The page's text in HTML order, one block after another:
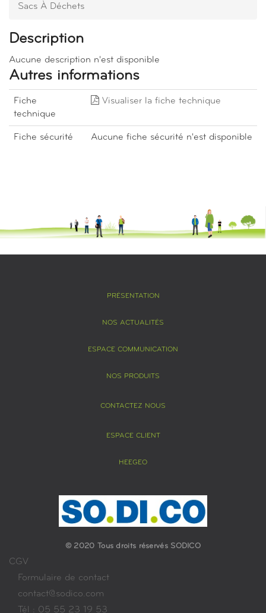
Sacs À Déchets
Description
Aucune description n'est disponible
Autres informations
Fiche
technique
Visualiser la fiche technique
Fiche sécurité Aucune fiche sécurité n'est disponible
PRÉSENTATION
NOS ACTUALITÉS
ESPACE COMMUNICATION
NOS PRODUITS
CONTACTEZ NOUS
ESPACE CLIENT
HEEGEO
© 2020 Tous droits réservés SODICO
CGV
Formulaire de contact
contact@sodico.com
Tél : 05 55 23 19 53